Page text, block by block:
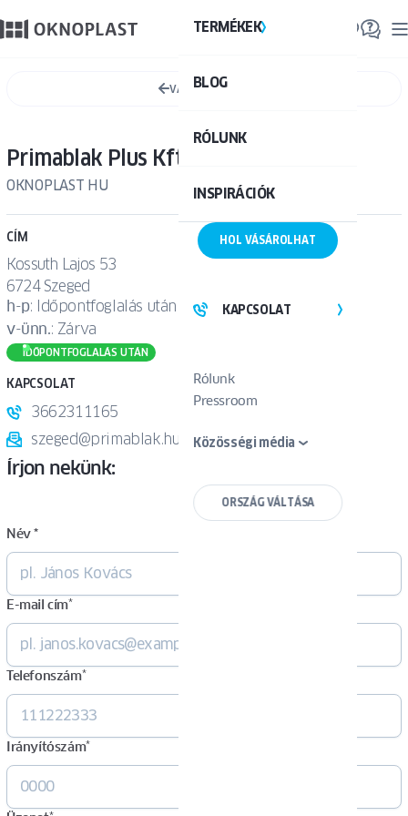
TERMÉKEK
BLOG
RÓLUNK
INSPIRÁCIÓK
HOL VÁSÁROLHAT
KAPCSOLAT
Rólunk
Pressroom
Közösségi média
ORSZÁG VÁLTÁSA
VÁLTS SZALONT
Primablak Plus Kft. – Szeged
OKNOPLAST HU
CÍM
Kossuth Lajos 53
6724 Szeged
h-p: Időpontfoglalás után
v-ünn.: Zárva
IDŐPONTFOGLALÁS UTÁN
KAPCSOLAT
3662311165
szeged@primablak.hu
Írjon nekünk:
Név *
E-mail cím*
Telefonszám*
Irányítószám*